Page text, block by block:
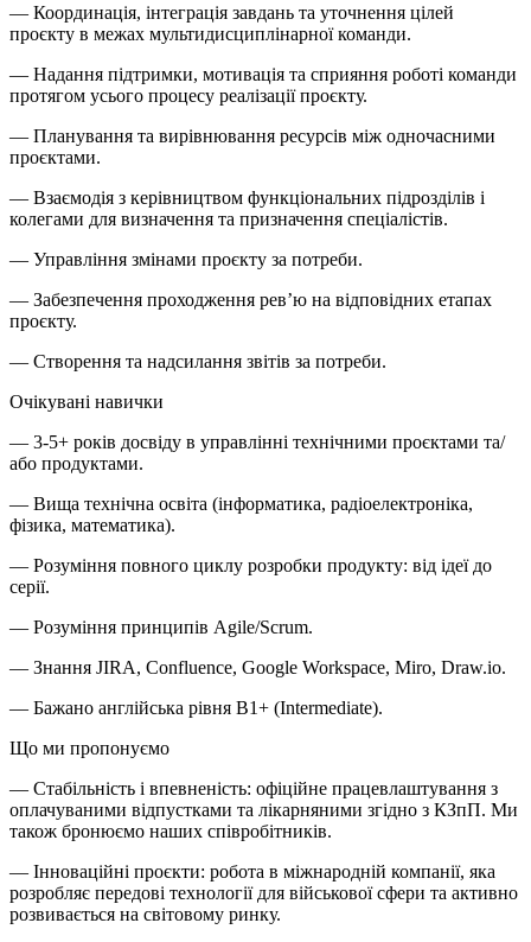
— Координація, інтеграція завдань та уточнення цілей
проєкту в межах мультидисциплінарної команди.
— Надання підтримки, мотивація та сприяння роботі команди
протягом усього процесу реалізації проєкту.
— Планування та вирівнювання ресурсів між одночасними
проєктами.
— Взаємодія з керівництвом функціональних підрозділів і
колегами для визначення та призначення спеціалістів.
— Управління змінами проєкту за потреби.
— Забезпечення проходження рев’ю на відповідних етапах
проєкту.
— Створення та надсилання звітів за потреби.
Очікувані навички
— 3-5+ років досвіду в управлінні технічними проєктами та/
або продуктами.
— Вища технічна освіта (інформатика, радіоелектроніка,
фізика, математика).
— Розуміння повного циклу розробки продукту: від ідеї до
серії.
— Розуміння принципів Agile/Scrum.
— Знання JIRA, Confluence, Google Workspace, Miro, Draw.io.
— Бажано англійська рівня B1+ (Intermediate).
Що ми пропонуємо
— Стабільність і впевненість: офіційне працевлаштування з
оплачуваними відпустками та лікарняними згідно з КЗпП. Ми
також бронюємо наших співробітників.
— Інноваційні проєкти: робота в міжнародній компанії, яка
розробляє передові технології для військової сфери та активно
розвивається на світовому ринку.